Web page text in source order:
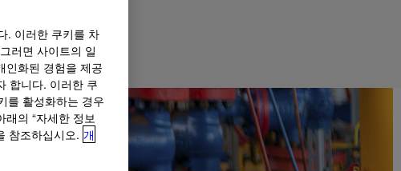
. 이러한 쿠키를 차
러면 사이트의 일
인화된 경험을 제공
합니다. 이러한 쿠
를 활성화하는 경우
의 “자세한 정보
참조하십시오. 개